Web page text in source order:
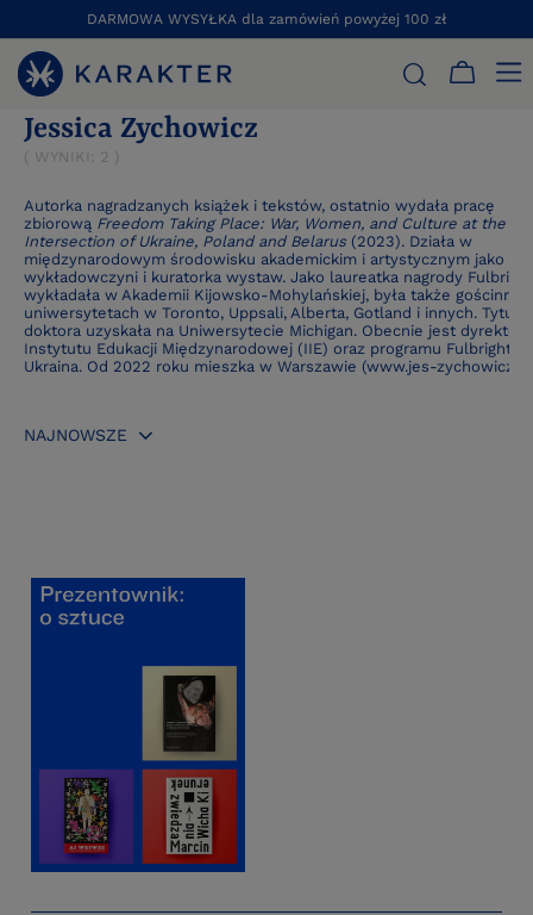
DARMOWA WYSYŁKA dla zamówień powyżej 100 zł
STRONA GŁÓWNA JESSICA ZYCHOWICZ
Jessica Zychowicz
( WYNIKI: 2 )
Autorka nagradzanych książek i tekstów, ostatnio wydała pracę
zbiorową Freedom Taking Place: War, Women, and Culture at the
Intersection of Ukraine, Poland and Belarus (2023). Działa w
międzynarodowym środowisku akademickim i artystycznym jako
wykładowczyni i kuratorka wystaw. Jako laureatka nagrody
wykładała w Akademii Kijowsko-Mohylańskiej, była także gościnnie
uniwersytetach w Toronto, Uppsali, Alberta, Gotland i innych. Tytuł
doktora uzyskała na Uniwersytecie Michigan. Obecnie jest
Instytutu Edukacji Międzynarodowej (IIE) oraz programu Fulbright
Ukraina. Od 2022 roku mieszka w Warszawie (www.jes-
NAJNOWSZE